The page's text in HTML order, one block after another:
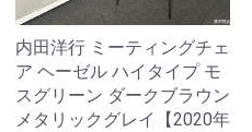
内田洋行 ミーティングチェ
ア ヘーゼル ハイタイプ モ
スグリーン ダークブラウン
メタリックグレイ【2020年